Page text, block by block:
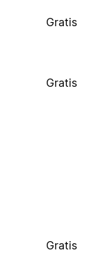
Gratis
Gratis
Gratis